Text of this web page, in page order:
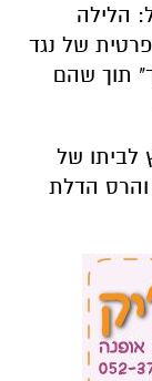
הלילה
של נגד
ליד" תוך שהם
לביתו של
והרס הדלת